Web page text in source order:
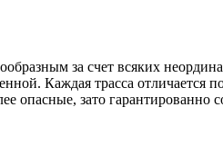
за счет всяких
Каждая трасса отличается
опасные, зато гарантированно